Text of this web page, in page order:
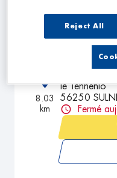
8.03
km
SARL LE
le Tennenio
56250
Fermé
Reject All